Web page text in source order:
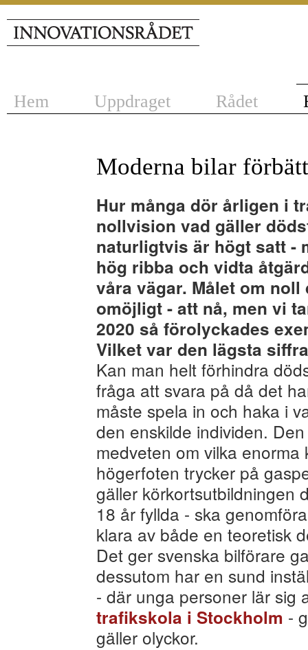
Hem Uppdraget Rådet
Moderna bilar
Hur många dör årligen i
nollvision vad gäller
naturligtvis är högt satt -
hög ribba och vidta
våra vägar. Målet om
omöjligt - att nå, men vi
2020 så förolyckades
Vilket var den lägsta
Kan man helt förhindra
fråga att svara på då det
måste spela in och haka i
den enskilde individen.
medveten om vilka
högerfoten trycker på
gäller körkortsutbildningen
18 år fyllda - ska
klara av både en teoretisk
Det ger svenska bilförare
dessutom har en sund
- där unga personer lär sig
trafikskola i Stockholm -
gäller olyckor.